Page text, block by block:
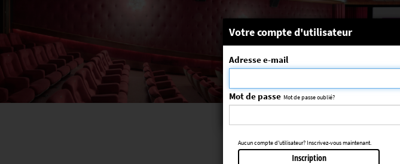
Message système
La séance choisie n'a pas été
Votre compte d'utilisateur
Adresse e-mail
Mot de passe Mot de passe oublié?
Aucun compte d'utilisateur? Inscrivez-vous maintenant.
Inscription